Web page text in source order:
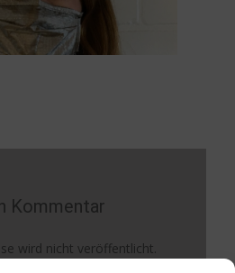
Kommentar
wird nicht veröffentlicht.